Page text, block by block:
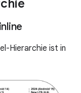
Hierarchie ist in